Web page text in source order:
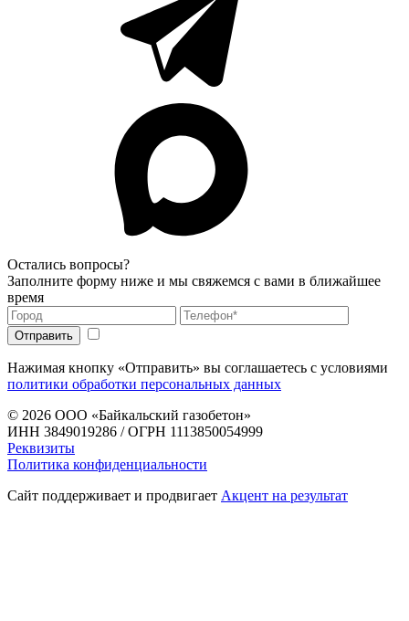
Остались вопросы?
Заполните форму ниже и мы свяжемся с вами в ближайшее
время
Нажимая кнопку «Отправить» вы соглашаетесь с условиями
политики обработки персональных данных
© 2026 ООО «Байкальский газобетон»
ИНН 3849019286 / ОГРН 1113850054999
Реквизиты
Политика конфиденциальности
Сайт поддерживает и продвигает Акцент на результат